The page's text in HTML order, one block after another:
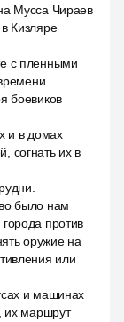
Мусса Чираев
Кизляре
с пленными
боевиков
и в домах
согнать их в
было нам
против
оружие на
или
и машинах
их маршрут